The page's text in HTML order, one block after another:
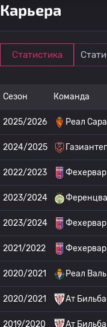
Карьера
Статистика
Сезон Команда
2025/2026 Реал
2024/2025
2022/2023
2023/2024
2023/2024
2021/2022
2020/2021 Реал
2020/2021 Ат
2019/2020 Ат